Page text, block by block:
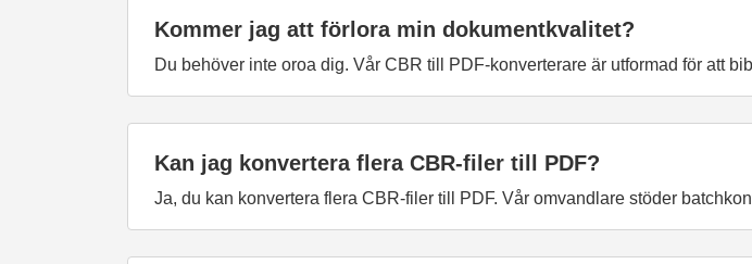
Kommer jag att förlora min dokumentkvalitet?
Du behöver inte oroa dig. Vår CBR till PDF-konverterare är utformad för att
Kan jag konvertera flera CBR-filer till PDF?
Ja, du kan konvertera flera CBR-filer till PDF. Vår omvandlare stöder